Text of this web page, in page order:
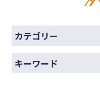
カテゴリー
キーワード